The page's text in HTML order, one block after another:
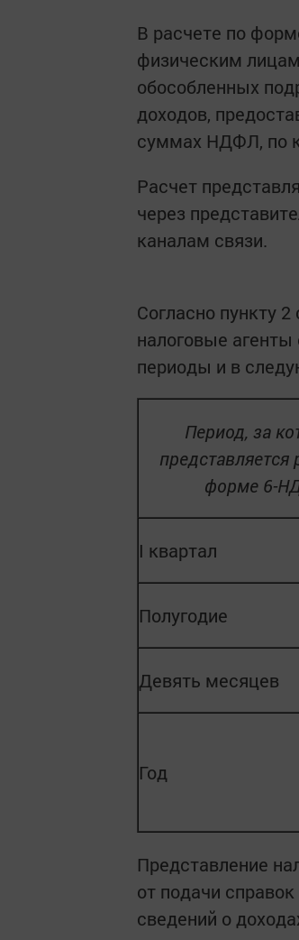
В расчете по
физическим
обособленных
доходов,
суммах НДФЛ, по
Расчет
через
каналам связи.
Согласно пункту
налоговые
периоды и в
Период, за
представляется
форме 6-
I квартал
Полугодие
Девять месяцев
Год
Представление
от подачи
сведений о